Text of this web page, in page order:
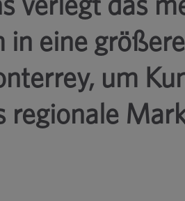
verlegt das
in eine
um
regionale